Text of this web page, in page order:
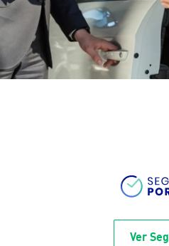
Ver